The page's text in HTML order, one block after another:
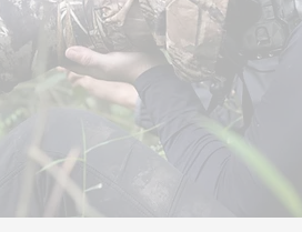
fianco, e non passò molto tempo prima che il
divorante.